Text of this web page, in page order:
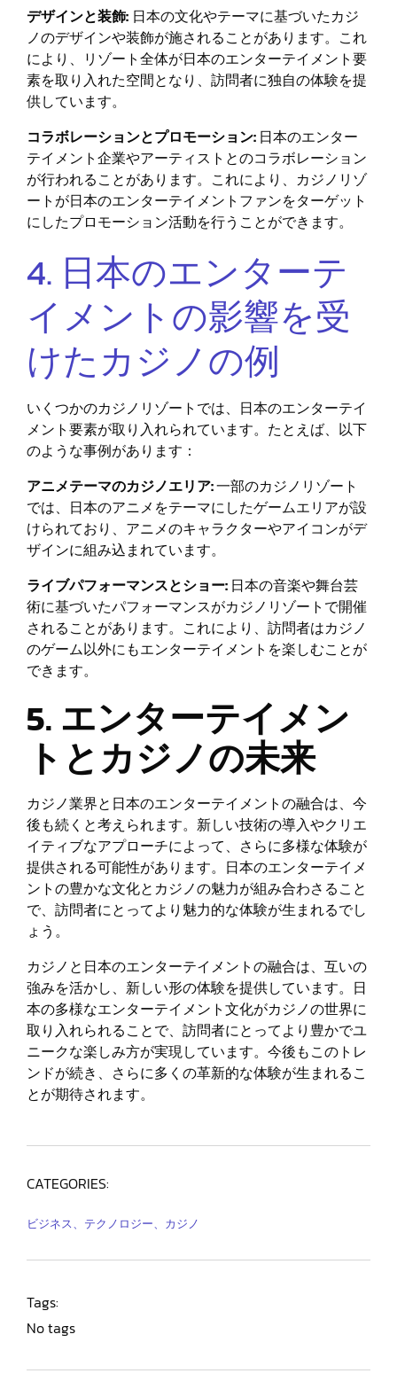
デザインと装飾: 日本の文化やテーマに基づいたカジ
ノのデザインや装飾が施されることがあります。これ
により、リゾート全体が日本のエンターテイメント要
素を取り入れた空間となり、訪問者に独自の体験を提
供しています。
コラボレーションとプロモーション: 日本のエンター
テイメント企業やアーティストとのコラボレーション
が行われることがあります。これにより、カジノリゾ
ートが日本のエンターテイメントファンをターゲット
にしたプロモーション活動を行うことができます。
4. 日本のエンターテ
イメントの影響を受
けたカジノの例
いくつかのカジノリゾートでは、日本のエンターテイ
メント要素が取り入れられています。たとえば、以下
のような事例があります：
アニメテーマのカジノエリア:一部のカジノリゾート
では、日本のアニメをテーマにしたゲームエリアが設
けられており、アニメのキャラクターやアイコンがデ
ザインに組み込まれています。
ライブパフォーマンスとショー: 日本の音楽や舞台芸
術に基づいたパフォーマンスがカジノリゾートで開催
されることがあります。これにより、訪問者はカジノ
のゲーム以外にもエンターテイメントを楽しむことが
できます。
5. エンターテイメン
トとカジノの未来
カジノ業界と日本のエンターテイメントの融合は、今
後も続くと考えられます。新しい技術の導入やクリエ
イティブなアプローチによって、さらに多様な体験が
提供される可能性があります。日本のエンターテイメ
ントの豊かな文化とカジノの魅力が組み合わさること
で、訪問者にとってより魅力的な体験が生まれるでし
ょう。
カジノと日本のエンターテイメントの融合は、互いの
強みを活かし、新しい形の体験を提供しています。日
本の多様なエンターテイメント文化がカジノの世界に
取り入れられることで、訪問者にとってより豊かでユ
ニークな楽しみ方が実現しています。今後もこのトレ
ンドが続き、さらに多くの革新的な体験が生まれるこ
とが期待されます。
CATEGORIES:
ビジネス、テクノロジー、カジノ
Tags:
No tags